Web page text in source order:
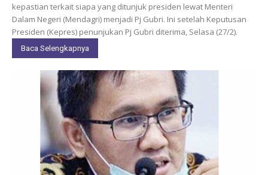
kepastian terkait siapa yang ditunjuk presiden lewat Menteri
Dalam Negeri (Mendagri) menjadi Pj Gubri. Ini setelah Keputusan
Presiden (Kepres) penunjukan Pj Gubri diterima, Selasa (27/2).
Baca Selengkapnya